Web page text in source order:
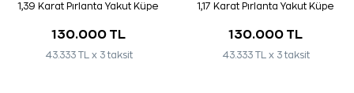
1,39 Karat Pırlanta Yakut Küpe
130.000 TL
43.333 TL x 3 taksit
1,17 Karat Pırlanta Yakut Küpe
130.000 TL
43.333 TL x 3 taksit